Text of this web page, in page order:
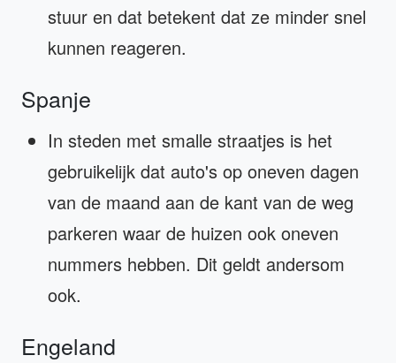
stuur en dat betekent dat ze minder snel
kunnen reageren.
Spanje
In steden met smalle straatjes is het
gebruikelijk dat auto's op oneven dagen
van de maand aan de kant van de weg
parkeren waar de huizen ook oneven
nummers hebben. Dit geldt andersom
ook.
Engeland